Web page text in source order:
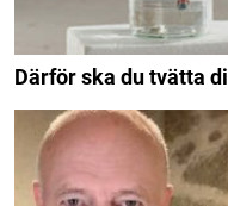
Därför ska du tvätta